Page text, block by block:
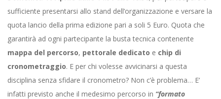
sufficiente presentarsi allo stand dell’organizzazione e versare la
quota lancio della prima edizione pari a soli 5 Euro. Quota che
garantirà ad ogni partecipante la busta tecnica contenente
mappa del percorso, pettorale dedicato e chip di
cronometraggio. E per chi volesse avvicinarsi a questa
disciplina senza sfidare il cronometro? Non c’è problema… E’
infatti previsto anche il medesimo percorso in “formato